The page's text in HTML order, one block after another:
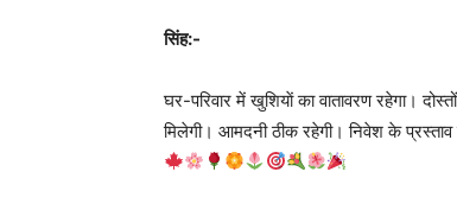
सिंह:-
घर-परिवार में खुशियाें का वातावरण रहेगा।
मिलेगी। आमदनी ठीक रहेगी। निवेश के